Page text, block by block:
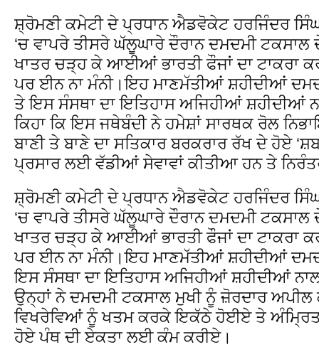
ਸ਼੍ਰੋਮਣੀ ਕਮੇਟੀ ਦੇ ਪ੍ਰਧਾਨ ਐਡਵੋਕੇਟ ਹਰਜਿੰਦਰ ਸਿੰਘ
‘ਚ ਵਾਪਰੇ ਤੀਸਰੇ ਘੱਲੂਘਾਰੇ ਦੌਰਾਨ ਦਮਦਮੀ ਟਕਸਾਲ
ਖਾਤਰ ਚੜ੍ਹ ਕੇ ਆਈਆਂ ਭਾਰਤੀ ਫੌਜਾਂ ਦਾ ਟਾਕਰਾ
ਪਰ ਈਨ ਨਾ ਮੰਨੀ।ਇਹ ਮਾਣਮੱਤੀਆਂ ਸ਼ਹੀਦੀਆਂ
ਤੇ ਇਸ ਸੰਸਥਾ ਦਾ ਇਤਿਹਾਸ ਅਜਿਹੀਆਂ
ਕਿਹਾ ਕਿ ਇਸ ਜਥੇਬੰਦੀ ਨੇ ਹਮੇਸ਼ਾਂ ਸਾਰਥਕ ਰੋਲ
ਬਾਣੀ ਤੇ ਬਾਣੇ ਦਾ ਸਤਿਕਾਰ ਬਰਕਰਾਰ ਰੱਖ ਦੇ ਹੋਏ
ਪ੍ਰਸਾਰ ਲਈ ਵੱਡੀਆਂ ਸੇਵਾਵਾਂ ਕੀਤੀਆ ਹਨ ਤੇ
ਸ਼੍ਰੋਮਣੀ ਕਮੇਟੀ ਦੇ ਪ੍ਰਧਾਨ ਐਡਵੋਕੇਟ ਹਰਜਿੰਦਰ ਸਿੰਘ
‘ਚ ਵਾਪਰੇ ਤੀਸਰੇ ਘੱਲੂਘਾਰੇ ਦੌਰਾਨ ਦਮਦਮੀ ਟਕਸਾਲ
ਖਾਤਰ ਚੜ੍ਹ ਕੇ ਆਈਆਂ ਭਾਰਤੀ ਫੌਜਾਂ ਦਾ ਟਾਕਰਾ
ਪਰ ਈਨ ਨਾ ਮੰਨੀ।ਇਹ ਮਾਣਮੱਤੀਆਂ ਸ਼ਹੀਦੀਆਂ
ਇਸ ਸੰਸਥਾ ਦਾ ਇਤਿਹਾਸ ਅਜਿਹੀਆਂ ਸ਼ਹੀਦੀਆਂ
ਉਨ੍ਹਾਂ ਨੇ ਦਮਦਮੀ ਟਕਸਾਲ ਮੁਖੀ ਨੂੰ ਜ਼ੋਰਦਾਰ ਅਪੀਲ
ਵਿਖਰੇਵਿਆਂ ਨੂੰ ਖਤਮ ਕਰਕੇ ਇਕੱਠੇ ਹੋਈਏ ਤੇ ਅੰਮ੍ਰਿਤ
ਹੋਏ ਪੰਥ ਦੀ ਏਕਤਾ ਲਈ ਕੰਮ ਕਰੀਏ।